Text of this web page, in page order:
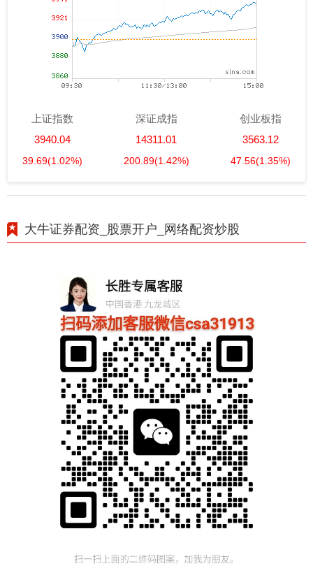
上证指数
3940.04
39.69(1.02%)
深证成指
14311.01
200.89(1.42%)
创业板指
3563.12
47.56(1.35%)
大牛证券配资_股票开户_网络配资炒股